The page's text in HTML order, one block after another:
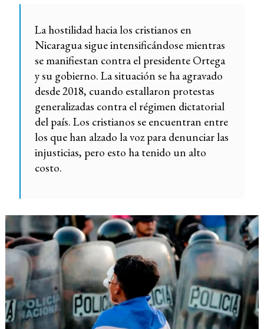
La hostilidad hacia los cristianos en
Nicaragua sigue intensificándose mientras
se manifiestan contra el presidente Ortega
y su gobierno. La situación se ha agravado
desde 2018, cuando estallaron protestas
generalizadas contra el régimen dictatorial
del país. Los cristianos se encuentran entre
los que han alzado la voz para denunciar las
injusticias, pero esto ha tenido un alto
costo.